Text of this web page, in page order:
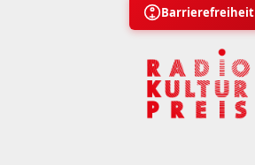
Barrierefreiheit